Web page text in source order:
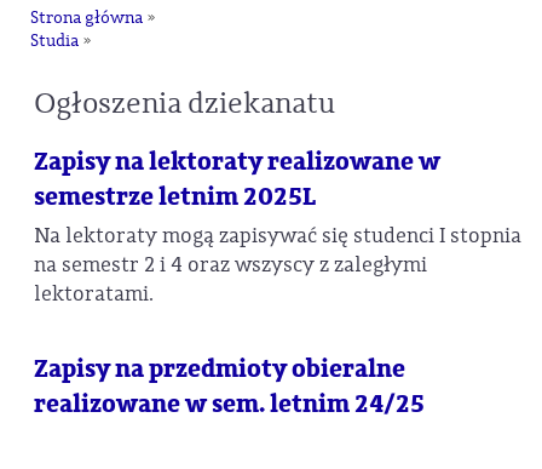
Strona główna »
Studia »
Ogłoszenia dziekanatu
Zapisy na lektoraty realizowane w
semestrze letnim 2025L
Na lektoraty mogą zapisywać się studenci I stopnia
na semestr 2 i 4 oraz wszyscy z zaległymi
lektoratami.
Zapisy na przedmioty obieralne
realizowane w sem. letnim 24/25